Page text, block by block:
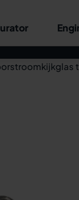
Technische